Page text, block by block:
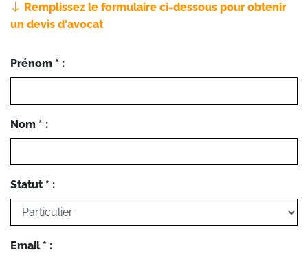
Remplissez le formulaire ci-dessous pour obtenir
un devis d'avocat
Prénom * :
Nom * :
Statut * :
Email * :